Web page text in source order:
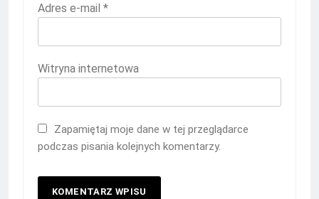
Adres e-mail *
Witryna internetowa
Zapamiętaj moje dane w tej przeglądarce
podczas pisania kolejnych komentarzy.